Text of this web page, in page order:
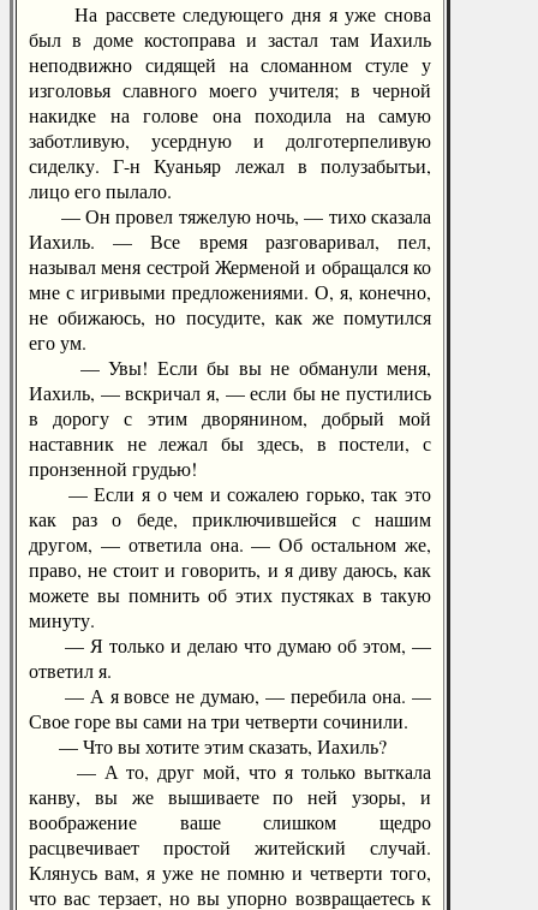
На рассвете следующего дня я уже снова
был в доме костоправа и застал там Иахиль
неподвижно сидящей на сломанном стуле у
изголовья славного моего учителя; в черной
накидке на голове она походила на самую
заботливую, усердную и долготерпеливую
сиделку. Г-н Куаньяр лежал в полузабытьи,
лицо его пылало.
— Он провел тяжелую ночь, — тихо сказала
Иахиль. — Все время разговаривал, пел,
называл меня сестрой Жерменой и обращался ко
мне с игривыми предложениями. О, я, конечно,
не обижаюсь, но посудите, как же помутился
его ум.
— Увы! Если бы вы не обманули меня,
Иахиль, — вскричал я, — если бы не пустились
в дорогу с этим дворянином, добрый мой
наставник не лежал бы здесь, в постели, с
пронзенной грудью!
— Если я о чем и сожалею горько, так это
как раз о беде, приключившейся с нашим
другом, — ответила она. — Об остальном же,
право, не стоит и говорить, и я диву даюсь, как
можете вы помнить об этих пустяках в такую
минуту.
— Я только и делаю что думаю об этом, —
ответил я.
— А я вовсе не думаю, — перебила она. —
Свое горе вы сами на три четверти сочинили.
— Что вы хотите этим сказать, Иахиль?
— А то, друг мой, что я только выткала
канву, вы же вышиваете по ней узоры, и
воображение ваше слишком щедро
расцвечивает простой житейский случай.
Клянусь вам, я уже не помню и четверти того,
что вас терзает, но вы упорно возвращаетесь к